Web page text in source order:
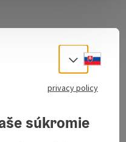
Select
privacy policy
súkromie